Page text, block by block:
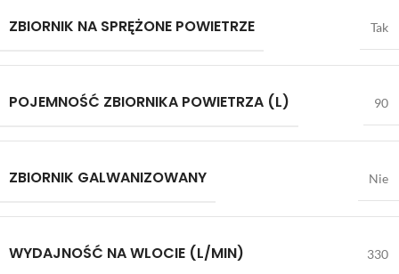
ZBIORNIK NA SPRĘŻONE POWIETRZE Tak
POJEMNOŚĆ ZBIORNIKA POWIETRZA (L) 90
ZBIORNIK GALWANIZOWANY Nie
WYDAJNOŚĆ NA WLOCIE (L/MIN) 330